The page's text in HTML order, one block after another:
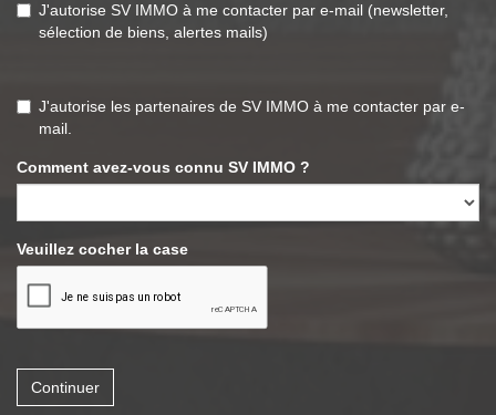
J'autorise SV IMMO à me contacter par e-mail (newsletter,
sélection de biens, alertes mails)
J'autorise les partenaires de SV IMMO à me contacter par e-
mail.
Comment avez-vous connu SV IMMO ?
Veuillez cocher la case
Continuer